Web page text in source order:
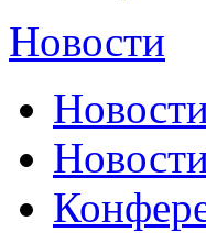
Новости